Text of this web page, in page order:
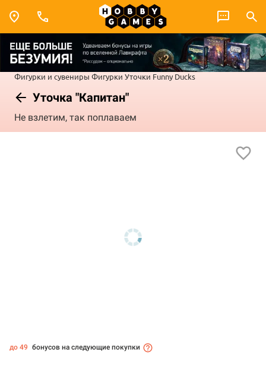
Фигурки и сувениры Фигурки Уточки Funny Ducks
Уточка "Капитан"
Не взлетим, так поплаваем
до 49 бонусов на следующие покупки